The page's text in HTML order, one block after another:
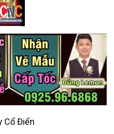
Cổ Điển